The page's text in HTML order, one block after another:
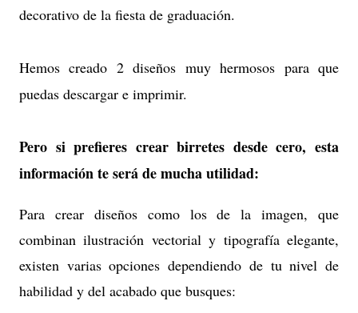
decorativo de la fiesta de graduación.
Hemos creado 2 diseños muy hermosos para que
puedas descargar e imprimir.
Pero si prefieres crear birretes desde cero, esta
información te será de mucha utilidad:
Para crear diseños como los de la imagen, que
combinan ilustración vectorial y tipografía elegante,
existen varias opciones dependiendo de tu nivel de
habilidad y del acabado que busques: